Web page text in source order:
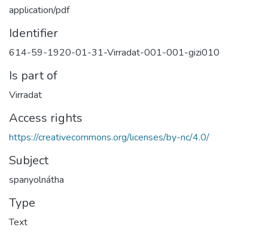
application/pdf
Identifier
614-59-1920-01-31-Virradat-001-001-gizi010
Is part of
Virradat
Access rights
https://creativecommons.org/licenses/by-nc/4.0/
Subject
spanyolnátha
Type
Text